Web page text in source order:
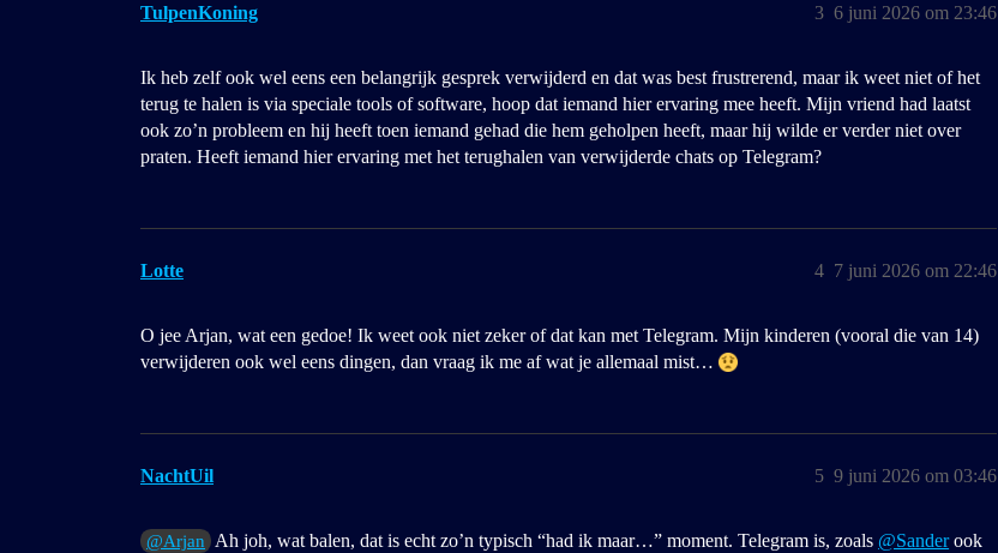
TulpenKoning 6 juni 2026 om 23:46
3
Ik heb zelf ook wel eens een belangrijk gesprek verwijderd en dat was best frustrerend, maar ik weet niet of het
terug te halen is via speciale tools of software, hoop dat iemand hier ervaring mee heeft. Mijn vriend had laatst
ook zo’n probleem en hij heeft toen iemand gehad die hem geholpen heeft, maar hij wilde er verder niet over
praten. Heeft iemand hier ervaring met het terughalen van verwijderde chats op Telegram?
Lotte 7 juni 2026 om 22:46
4
O jee Arjan, wat een gedoe! Ik weet ook niet zeker of dat kan met Telegram. Mijn kinderen (vooral die van 14)
verwijderen ook wel eens dingen, dan vraag ik me af wat je allemaal mist…
NachtUil 9 juni 2026 om 03:46
5
@Arjan Ah joh, wat balen, dat is echt zo’n typisch “had ik maar…” moment. Telegram is, zoals @Sanderook